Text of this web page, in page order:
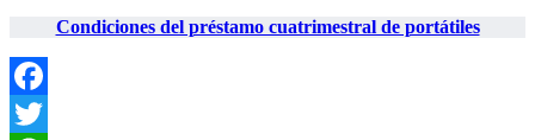
Condiciones del préstamo cuatrimestral de portátiles
Facebook